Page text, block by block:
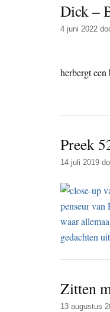
Dick –
4 juni 2022
herbergt een
Preek
14 juli 2019
Zitten
13 augustus